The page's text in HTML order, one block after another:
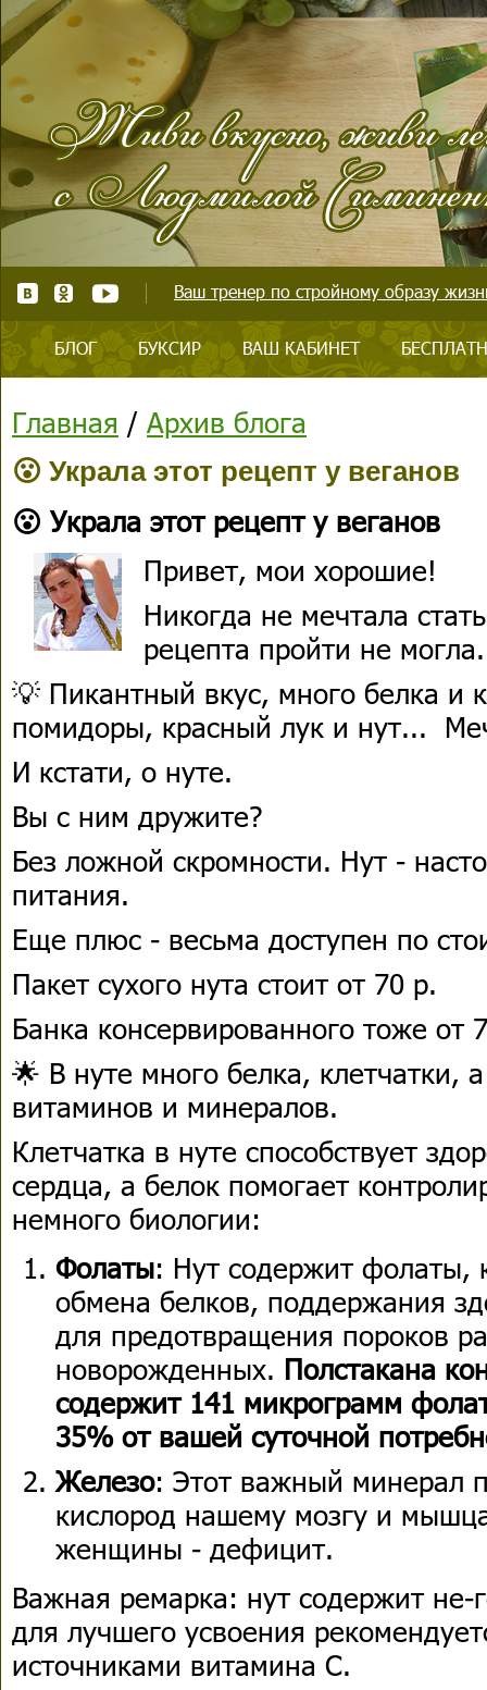
Ваш тренер по стройному образу
БЛОГ БУКСИР ВАШ КАБИНЕТ
Главная / Архив блога
😮 Украла этот рецепт у веганов
😮 Украла этот рецепт у веганов
Привет, мои хорошие!
Никогда не мечтала
рецепта пройти не могла.
💡 Пикантный вкус, много белка и
помидоры, красный лук и нут...
И кстати, о нуте.
Вы с ним дружите?
Без ложной скромности. Нут -
питания.
Еще плюс - весьма доступен по
Пакет сухого нута стоит от 70 р.
Банка консервированного тоже
🌟 В нуте много белка, клетчатки,
витаминов и минералов.
Клетчатка в нуте способствует
сердца, а белок помогает
немного биологии:
Фолаты: Нут содержит фолаты,
обмена белков, поддержания
для предотвращения пороков
новорожденных. Полстакана
содержит 141 микрограмм
35% от вашей суточной
Железо: Этот важный минерал
кислород нашему мозгу и
женщины - дефицит.
Важная ремарка: нут содержит не-
для лучшего усвоения
источниками витамина C.